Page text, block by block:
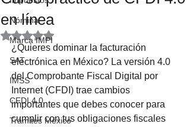
Nómina
Marca IMPI
SAT
IMSS
CFDI 4.0
Trámites México
en línea
Obtuvo NaN de 5 estrellas.
¿Quieres dominar la facturación
electrónica en México? La versión 4.0
del Comprobante Fiscal Digital por
Internet (CFDI) trae cambios
importantes que debes conocer para
cumplir con tus obligaciones fiscales